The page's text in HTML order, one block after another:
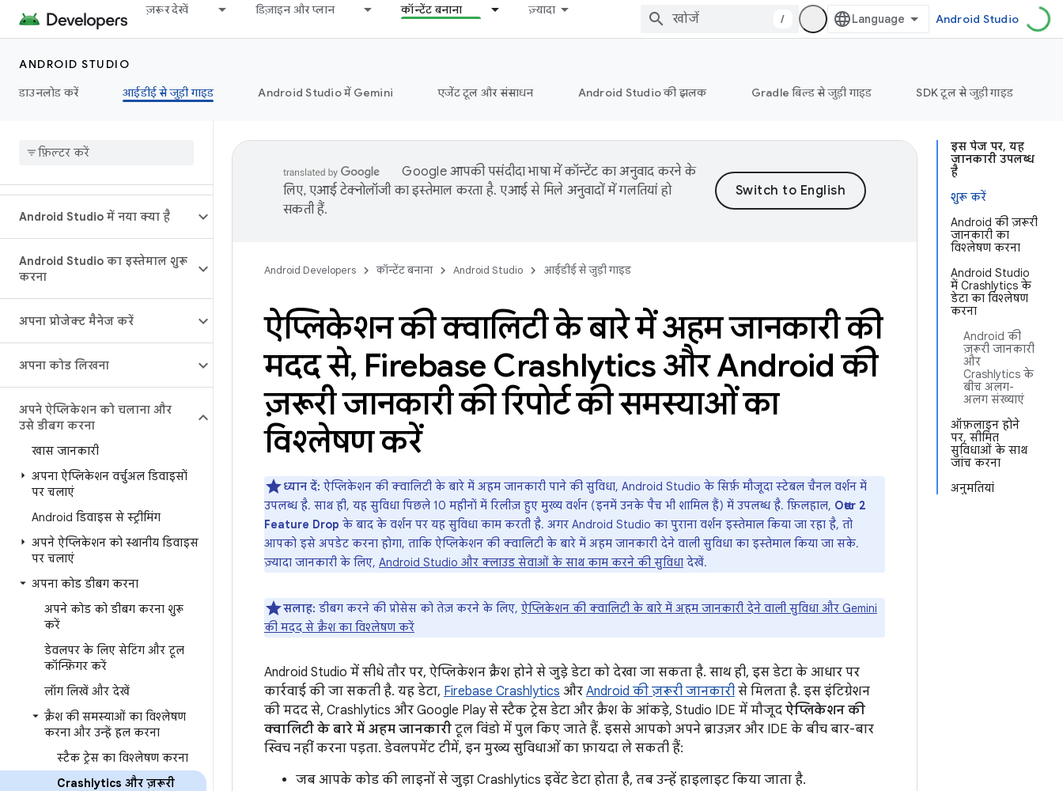
ज़रूर देखें डिज़ाइन और प्लान कॉन्टेंट बनाना ज़्यादा
/ Android Studio
ANDROID STUDIO
डाउनलोड करें
आईडीई से जुड़ी गाइड Android Studio में Gemini एजेंट टूल और संसाधन Android Studio की झलक Gradle बिल्ड से जुड़ी गाइड SDK टूल से जुड़ी गाइड
Android Studio में नया क्या है
Android Studio का इस्तेमाल शुरू
करना
अपना प्रोजेक्ट मैनेज करें
अपना कोड लिखना
अपने ऐप्लिकेशन को चलाना और
उसे डीबग करना
खास जानकारी
अपना ऐप्लिकेशन वर्चुअल डिवाइसों
पर चलाएं
Android डिवाइस से स्ट्रीमिंग
अपने ऐप्लिकेशन को स्थानीय डिवाइस
पर चलाएं
अपना कोड डीबग करना
अपने कोड को डीबग करना शुरू
करें
डेवलपर के लिए सेटिंग और टूल
कॉन्फ़िगर करें
लॉग लिखें और देखें
क्रैश की समस्याओं का विश्लेषण
करना और उन्हें हल करना
स्टैक ट्रेस का विश्लेषण करना
Crashlytics और ज़रूरी
इस पेज पर, यह
जानकारी उपलब्ध
है
शुरू करें
Android की ज़रूरी
जानकारी का
विश्लेषण करना
Android Studio
में Crashlytics के
डेटा का विश्लेषण
करना
Android की
ज़रूरी जानकारी
और
Crashlytics के
बीच अलग-
अलग संख्याएं
ऑफ़लाइन होने
पर, सीमित
सुविधाओं के साथ
जांच करना
अनुमतियां
Google आपकी पसंदीदा भाषा में कॉन्टेंट का अनुवाद करने के
लिए, एआई टेक्नोलॉजी का इस्तेमाल करता है. एआई से मिले अनुवादों में गलतियां हो
सकती हैं.
Android Developers कॉन्टेंट बनाना Android Studio आईडीई से जुड़ी गाइड
ऐप्लिकेशन की क्वालिटी के बारे में अहम जानकारी की
मदद से, Firebase Crashlytics और Android की
ज़रूरी जानकारी की रिपोर्ट की समस्याओं का
विश्लेषण करें
ध्यान दें: ऐप्लिकेशन की क्वालिटी के बारे में अहम जानकारी पाने की सुविधा, Android Studio के सिर्फ़ मौजूदा स्टेबल चैनल वर्शन में
उपलब्ध है. साथ ही, यह सुविधा पिछले 10 महीनों में रिलीज़ हुए मुख्य वर्शन (इनमें उनके पैच भी शामिल हैं) में उपलब्ध है. फ़िलहाल, Otter 2
Feature Drop के बाद के वर्शन पर यह सुविधा काम करती है. अगर Android Studio का पुराना वर्शन इस्तेमाल किया जा रहा है, तो
आपको इसे अपडेट करना होगा, ताकि ऐप्लिकेशन की क्वालिटी के बारे में अहम जानकारी देने वाली सुविधा का इस्तेमाल किया जा सके.
ज़्यादा जानकारी के लिए, Android Studio और क्लाउड सेवाओं के साथ काम करने की सुविधा देखें.
सलाह: डीबग करने की प्रोसेस को तेज़ करने के लिए, ऐप्लिकेशन की क्वालिटी के बारे में अहम जानकारी देने वाली सुविधा और Gemini
की मदद से क्रैश का विश्लेषण करें
Android Studio में सीधे तौर पर, ऐप्लिकेशन क्रैश होने से जुड़े डेटा को देखा जा सकता है. साथ ही, इस डेटा के आधार पर
कार्रवाई की जा सकती है. यह डेटा, Firebase Crashlytics और Android की ज़रूरी जानकारी से मिलता है. इस इंटिग्रेशन
की मदद से, Crashlytics और Google Play से स्टैक ट्रेस डेटा और क्रैश के आंकड़े, Studio IDE में मौजूद ऐप्लिकेशन की
क्वालिटी के बारे में अहम जानकारी टूल विंडो में पुल किए जाते हैं. इससे आपको अपने ब्राउज़र और IDE के बीच बार-बार
स्विच नहीं करना पड़ता. डेवलपमेंट टीमें, इन मुख्य सुविधाओं का फ़ायदा ले सकती हैं:
जब आपके कोड की लाइनों से जुड़ा Crashlytics इवेंट डेटा होता है, तब उन्हें हाइलाइट किया जाता है.